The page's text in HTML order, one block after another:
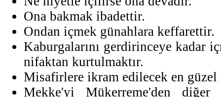
Ona bakmak ibadettir.
Ondan içmek günahlara keffarettir.
Kaburgalarını gerdirinceye kadar
nifaktan kurtulmaktır.
Misafirlere ikram edilecek en
Mekke'yi Mükerreme'den diğer